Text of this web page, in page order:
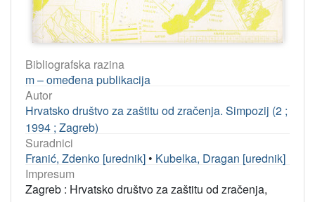
Bibliografska razina
m – omeđena publikacija
Autor
Hrvatsko društvo za zaštitu od zračenja. Simpozij (2 ;
1994 ; Zagreb)
Suradnici
Franić, Zdenko [urednik] • Kubelka, Dragan [urednik]
Impresum
Zagreb : Hrvatsko društvo za zaštitu od zračenja,